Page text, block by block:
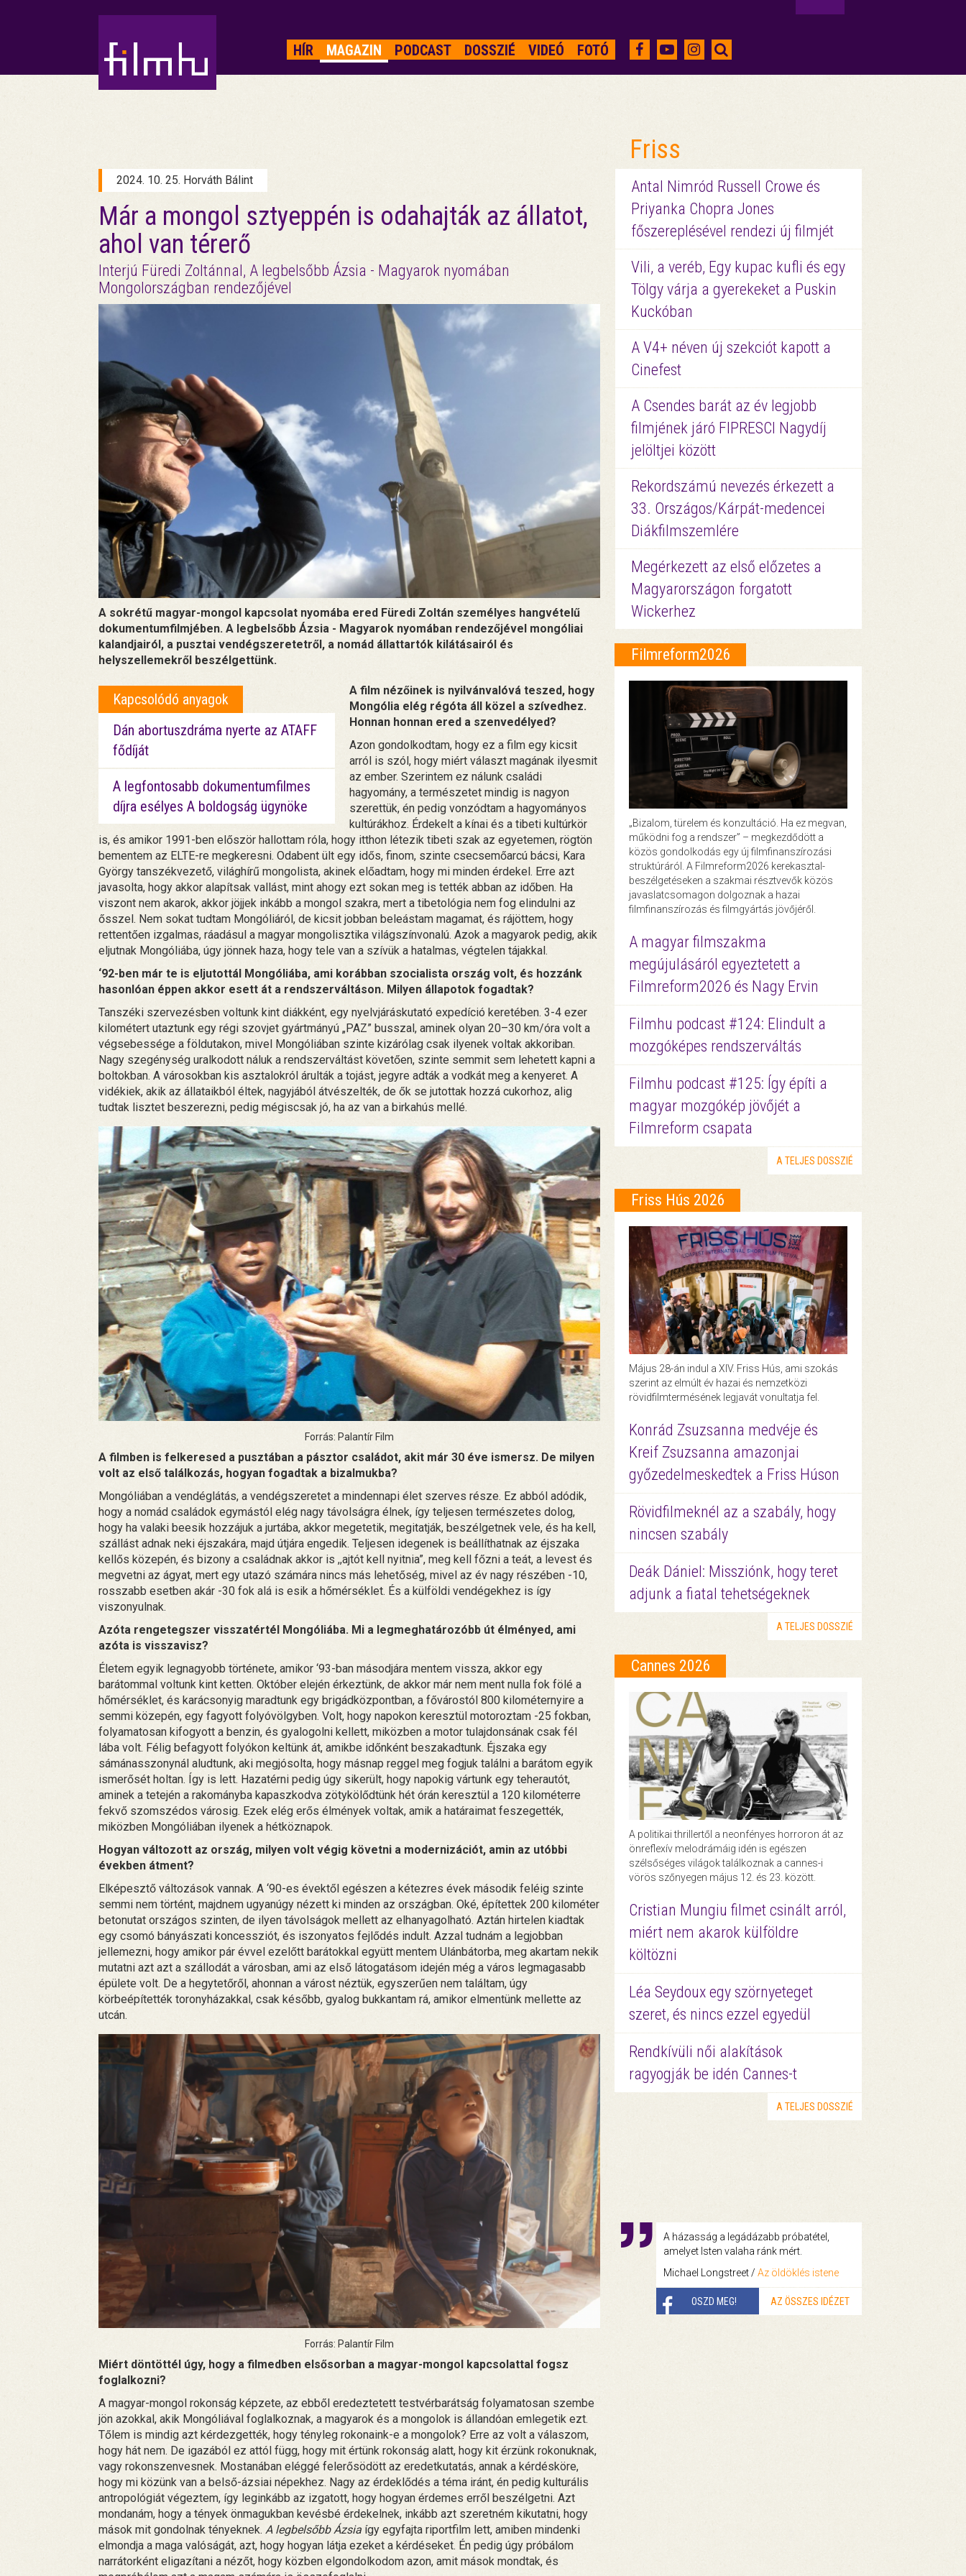
HÍR MAGAZIN PODCAST DOSSZIÉ VIDEÓ FOTÓ
2024. 10. 25. Horváth Bálint
Már a mongol sztyeppén is odahajták az állatot,
ahol van térerő
Interjú Füredi Zoltánnal, A legbelsőbb Ázsia - Magyarok nyomában
Mongolországban rendezőjével
A sokrétű magyar-mongol kapcsolat nyomába ered Füredi Zoltán személyes hangvételű
dokumentumfilmjében. A legbelsőbb Ázsia - Magyarok nyomában rendezőjével mongóliai
kalandjairól, a pusztai vendégszeretetről, a nomád állattartók kilátásairól és
helyszellemekről beszélgettünk.
Kapcsolódó anyagok
Dán abortuszdráma nyerte az ATAFF
fődíját
A legfontosabb dokumentumfilmes
díjra esélyes A boldogság ügynöke
A film nézőinek is nyilvánvalóvá teszed, hogy
Mongólia elég régóta áll közel a szívedhez.
Honnan honnan ered a szenvedélyed?
Azon gondolkodtam, hogy ez a film egy kicsit
arról is szól, hogy miért választ magának ilyesmit
az ember. Szerintem ez nálunk családi
hagyomány, a természetet mindig is nagyon
szerettük, én pedig vonzódtam a hagyományos
kultúrákhoz. Érdekelt a kínai és a tibeti kultúrkör
is, és amikor 1991-ben először hallottam róla, hogy itthon létezik tibeti szak az egyetemen, rögtön
bementem az ELTE-re megkeresni. Odabent ült egy idős, finom, szinte csecsemőarcú bácsi, Kara
György tanszékvezető, világhírű mongolista, akinek előadtam, hogy mi minden érdekel. Erre azt
javasolta, hogy akkor alapítsak vallást, mint ahogy ezt sokan meg is tették abban az időben. Ha
viszont nem akarok, akkor jöjjek inkább a mongol szakra, mert a tibetológia nem fog elindulni az
ősszel. Nem sokat tudtam Mongóliáról, de kicsit jobban beleástam magamat, és rájöttem, hogy
rettentően izgalmas, ráadásul a magyar mongolisztika világszínvonalú. Azok a magyarok pedig, akik
eljutnak Mongóliába, úgy jönnek haza, hogy tele van a szívük a hatalmas, végtelen tájakkal.
‘92-ben már te is eljutottál Mongóliába, ami korábban szocialista ország volt, és hozzánk
hasonlóan éppen akkor esett át a rendszerváltáson. Milyen állapotok fogadtak?
Tanszéki szervezésben voltunk kint diákként, egy nyelvjáráskutató expedíció keretében. 3-4 ezer
kilométert utaztunk egy régi szovjet gyártmányú „PAZ” busszal, aminek olyan 20–30 km/óra volt a
végsebessége a földutakon, mivel Mongóliában szinte kizárólag csak ilyenek voltak akkoriban.
Nagy szegénység uralkodott náluk a rendszerváltást követően, szinte semmit sem lehetett kapni a
boltokban. A városokban kis asztalokról árulták a tojást, jegyre adták a vodkát meg a kenyeret. A
vidékiek, akik az állataikból éltek, nagyjából átvészelték, de ők se jutottak hozzá cukorhoz, alig
tudtak lisztet beszerezni, pedig mégiscsak jó, ha az van a birkahús mellé.
Forrás: Palantír Film
A filmben is felkeresed a pusztában a pásztor családot, akit már 30 éve ismersz. De milyen
volt az első találkozás, hogyan fogadtak a bizalmukba?
Mongóliában a vendéglátás, a vendégszeretet a mindennapi élet szerves része. Ez abból adódik,
hogy a nomád családok egymástól elég nagy távolságra élnek, így teljesen természetes dolog,
hogy ha valaki beesik hozzájuk a jurtába, akkor megetetik, megitatják, beszélgetnek vele, és ha kell,
szállást adnak neki éjszakára, majd útjára engedik. Teljesen idegenek is beállíthatnak az éjszaka
kellős közepén, és bizony a családnak akkor is ,,ajtót kell nyitnia”, meg kell főzni a teát, a levest és
megvetni az ágyat, mert egy utazó számára nincs más lehetőség, mivel az év nagy részében -10,
rosszabb esetben akár -30 fok alá is esik a hőmérséklet. És a külföldi vendégekhez is így
viszonyulnak.
Azóta rengetegszer visszatértél Mongóliába. Mi a legmeghatározóbb út élményed, ami
azóta is visszavisz?
Életem egyik legnagyobb története, amikor ‘93-ban másodjára mentem vissza, akkor egy
barátommal voltunk kint ketten. Október elején érkeztünk, de akkor már nem ment nulla fok fölé a
hőmérséklet, és karácsonyig maradtunk egy brigádközpontban, a fővárostól 800 kilométernyire a
semmi közepén, egy fagyott folyóvölgyben. Volt, hogy napokon keresztül motoroztam -25 fokban,
folyamatosan kifogyott a benzin, és gyalogolni kellett, miközben a motor tulajdonsának csak fél
lába volt. Félig befagyott folyókon keltünk át, amikbe időnként beszakadtunk. Éjszaka egy
sámánasszonynál aludtunk, aki megjósolta, hogy másnap reggel meg fogjuk találni a barátom egyik
ismerősét holtan. Így is lett. Hazatérni pedig úgy sikerült, hogy napokig vártunk egy teherautót,
aminek a tetején a rakományba kapaszkodva zötykölődtünk hét órán keresztül a 120 kilométerre
fekvő szomszédos városig. Ezek elég erős élmények voltak, amik a határaimat feszegették,
miközben Mongóliában ilyenek a hétköznapok.
Hogyan változott az ország, milyen volt végig követni a modernizációt, amin az utóbbi
években átment?
Elképesztő változások vannak. A ‘90-es évektől egészen a kétezres évek második feléig szinte
semmi nem történt, majdnem ugyanúgy nézett ki minden az országban. Oké, építettek 200 kilométer
betonutat országos szinten, de ilyen távolságok mellett az elhanyagolható. Aztán hirtelen kiadtak
egy csomó bányászati koncessziót, és iszonyatos fejlődés indult. Azzal tudnám a legjobban
jellemezni, hogy amikor pár évvel ezelőtt barátokkal együtt mentem Ulánbátorba, meg akartam nekik
mutatni azt azt a szállodát a városban, ami az első látogatásom idején még a város legmagasabb
épülete volt. De a hegytetőről, ahonnan a várost néztük, egyszerűen nem találtam, úgy
körbeépítették toronyházakkal, csak később, gyalog bukkantam rá, amikor elmentünk mellette az
utcán.
Forrás: Palantír Film
Miért döntöttél úgy, hogy a filmedben elsősorban a magyar-mongol kapcsolattal fogsz
foglalkozni?
A magyar-mongol rokonság képzete, az ebből eredeztetett testvérbarátság folyamatosan szembe
jön azokkal, akik Mongóliával foglalkoznak, a magyarok és a mongolok is állandóan emlegetik ezt.
Tőlem is mindig azt kérdezgették, hogy tényleg rokonaink-e a mongolok? Erre az volt a válaszom,
hogy hát nem. De igazából ez attól függ, hogy mit értünk rokonság alatt, hogy kit érzünk rokonuknak,
vagy rokonszenvesnek. Mostanában eléggé felerősödött az eredetkutatás, annak a kérdésköre,
hogy mi közünk van a belső-ázsiai népekhez. Nagy az érdeklődés a téma iránt, én pedig kulturális
antropológiát végeztem, így leginkább az izgatott, hogy hogyan érdemes erről beszélgetni. Azt
mondanám, hogy a tények önmagukban kevésbé érdekelnek, inkább azt szeretném kikutatni, hogy
mások mit gondolnak tényeknek. A legbelsőbb Ázsia így egyfajta riportfilm lett, amiben mindenki
elmondja a maga valóságát, azt, hogy hogyan látja ezeket a kérdéseket. Én pedig úgy próbálom
narrátorként eligazítani a nézőt, hogy közben elgondolkodom azon, amit mások mondtak, és
Friss
Antal Nimród Russell Crowe és
Priyanka Chopra Jones
főszereplésével rendezi új filmjét
Vili, a veréb, Egy kupac kufli és egy
Tölgy várja a gyerekeket a Puskin
Kuckóban
A V4+ néven új szekciót kapott a
Cinefest
A Csendes barát az év legjobb
filmjének járó FIPRESCI Nagydíj
jelöltjei között
Rekordszámú nevezés érkezett a
33. Országos/Kárpát-medencei
Diákfilmszemlére
Megérkezett az első előzetes a
Magyarországon forgatott
Wickerhez
Filmreform2026
„Bizalom, türelem és konzultáció. Ha ez megvan,
működni fog a rendszer” – megkezdődött a
közös gondolkodás egy új filmfinanszírozási
struktúráról. A Filmreform2026 kerekasztal-
beszélgetéseken a szakmai résztvevők közös
javaslatcsomagon dolgoznak a hazai
filmfinanszírozás és filmgyártás jövőjéről.
A magyar filmszakma
megújulásáról egyeztetett a
Filmreform2026 és Nagy Ervin
Filmhu podcast #124: Elindult a
mozgóképes rendszerváltás
Filmhu podcast #125: Így építi a
magyar mozgókép jövőjét a
Filmreform csapata
A TELJES DOSSZIÉ
Friss Hús 2026
Május 28-án indul a XIV. Friss Hús, ami szokás
szerint az elmúlt év hazai és nemzetközi
rövidfilmtermésének legjavát vonultatja fel.
Konrád Zsuzsanna medvéje és
Kreif Zsuzsanna amazonjai
győzedelmeskedtek a Friss Húson
Rövidfilmeknél az a szabály, hogy
nincsen szabály
Deák Dániel: Missziónk, hogy teret
adjunk a fiatal tehetségeknek
A TELJES DOSSZIÉ
Cannes 2026
A politikai thrillertől a neonfényes horroron át az
önreflexív melodrámáig idén is egészen
szélsőséges világok találkoznak a cannes-i
vörös szőnyegen május 12. és 23. között.
Cristian Mungiu filmet csinált arról,
miért nem akarok külföldre
költözni
Léa Seydoux egy szörnyeteget
szeret, és nincs ezzel egyedül
Rendkívüli női alakítások
ragyogják be idén Cannes-t
A TELJES DOSSZIÉ
A házasság a legádázabb próbatétel,
amelyet Isten valaha ránk mért.
Michael Longstreet / Az öldöklés istene
OSZD MEG! AZ ÖSSZES IDÉZET